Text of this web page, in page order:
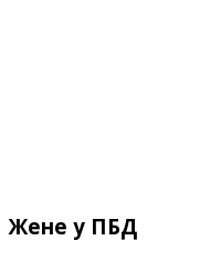
Жене у ПБД